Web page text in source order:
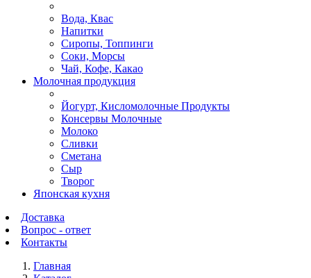
Вода, Квас
Напитки
Сиропы, Топпинги
Соки, Морсы
Чай, Кофе, Какао
Молочная продукция
Йогурт, Кисломолочные Продукты
Консервы Молочные
Молоко
Сливки
Сметана
Сыр
Творог
Японская кухня
Доставка
Вопрос - ответ
Контакты
Главная